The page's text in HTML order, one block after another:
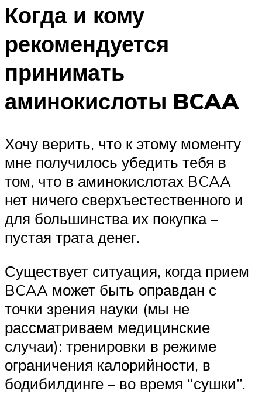
Когда и кому
рекомендуется
принимать
аминокислоты BCAA
Хочу верить, что к этому моменту
мне получилось убедить тебя в
том, что в аминокислотах BCAA
нет ничего сверхъестественного и
для большинства их покупка –
пустая трата денег.
Существует ситуация, когда прием
BCAA может быть оправдан с
точки зрения науки (мы не
рассматриваем медицинские
случаи): тренировки в режиме
ограничения калорийности, в
бодибилдинге – во время “сушки”.